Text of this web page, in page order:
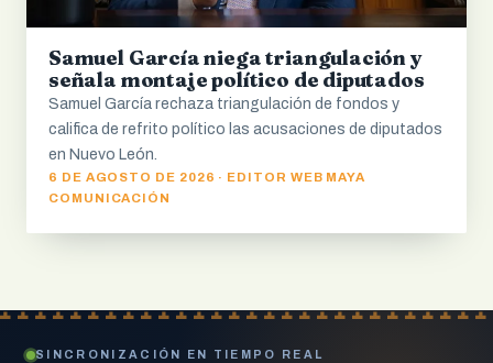
Samuel García niega triangulación y
señala montaje político de diputados
Samuel García rechaza triangulación de fondos y
califica de refrito político las acusaciones de diputados
en Nuevo León.
6 DE AGOSTO DE 2026 · EDITOR WEB MAYA
COMUNICACIÓN
SINCRONIZACIÓN EN TIEMPO REAL